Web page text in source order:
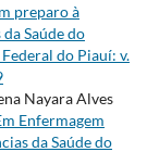
preparo à
Saúde do
do Piauí: v.
Nayara Alves
Enfermagem
da Saúde do